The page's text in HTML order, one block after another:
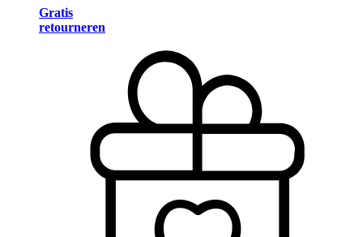
Gratis
retourneren